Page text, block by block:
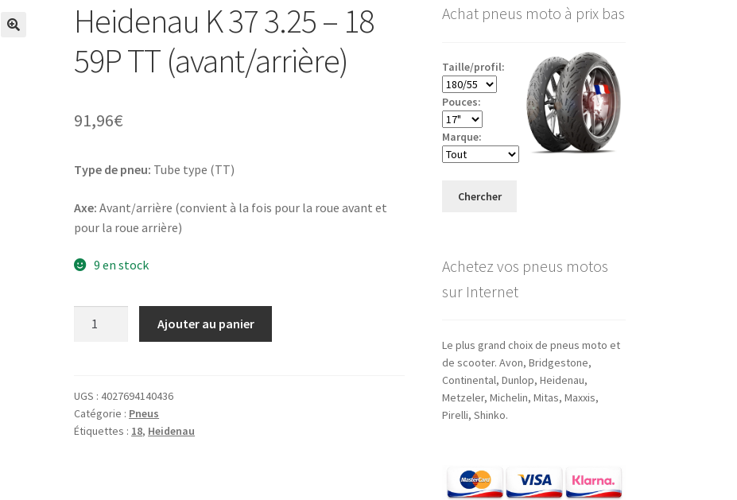
Heidenau K 37 3.25 – 18
59P TT (avant/arrière)
91,96€
Type de pneu: Tube type (TT)
Axe: Avant/arrière (convient à la fois pour la roue avant et
pour la roue arrière)
9 en stock
37
3.25
-
Ajouter au panier
UGS :4027694140436
Catégorie : Pneus
Étiquettes : 18, Heidenau
Achat pneus moto à prix bas
Taille/profil:
Pouces:
Marque:
Chercher
Achetez vos pneus motos
sur Internet
Le plus grand choix de pneus moto et
de scooter. Avon, Bridgestone,
Continental, Dunlop, Heidenau,
Metzeler, Michelin, Mitas, Maxxis,
Pirelli, Shinko.